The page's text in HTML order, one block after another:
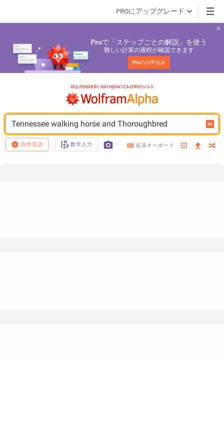
PROにアップグレード
Proで「ステップごとの解説」を使う
難しい計算の過程が確認できます
Proのお申込み
Tennessee walking horse and Thoroughbred
自然言語 数学入力 拡張キーボード